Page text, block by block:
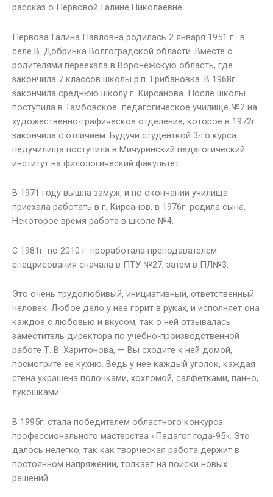
рассказ о Первовой Галине Николаевне:
Первова Галина Павловна родилась 2 января 1951 г. в
селе В. Добринка Волгоградской области. Вместе с
родителями переехала в Воронежскую область, где
закончила 7 классов школы р.п. Грибановка. В 1968г.
закончила среднюю школу г. Кирсанова. После школы
поступила в Тамбовское педагогическое училище №2 на
художественно-графическое отделение, которое в 1972г.
закончила с отличием. Будучи студенткой 3-го курса
педучилища поступила в Мичуринский педагогический
институт на филологический факультет.
В 1971 году вышла замуж, и по окончании училища
приехала работать в г. Кирсанов, в 1976г. родила сына.
Некоторое время работа в школе №4.
С 1981г. по 2010 г. проработала преподавателем
спецрисования сначала в ПТУ №27, затем в ПЛ№3.
Это очень трудолюбивый, инициативный, ответственный
человек. Любое дело у нее горит в руках, и исполняет она
каждое с любовью и вкусом, так о ней отзывалась
заместитель директора по учебно-производственной
работе Т. В. Харитонова, — Вы сходите к ней домой,
посмотрите ее кухню. Ведь у нее каждый уголок, каждая
стена украшена полочками, хохломой, салфетками, панно,
лукошками…
В 1995г. стала победителем областного конкурса
профессионального мастерства «Педагог года-95». Это
далось нелегко, так как творческая работа держит в
постоянном напряжении, толкает на поиски новых
решений.